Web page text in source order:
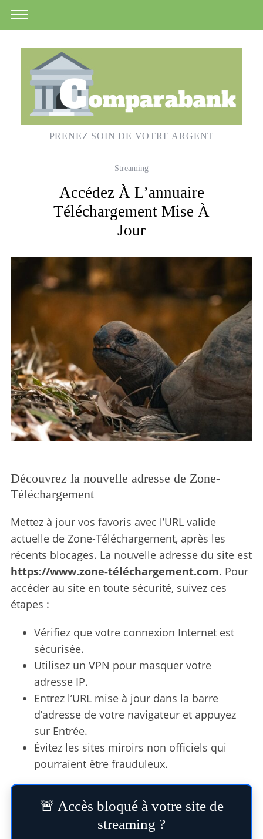
PRENEZ SOIN DE VOTRE ARGENT
Streaming
Accédez À L’annuaire
Téléchargement Mise À
Jour
Découvrez la nouvelle adresse de Zone-
Téléchargement
Mettez à jour vos favoris avec l’URL valide
actuelle de Zone-Téléchargement, après les
récents blocages. La nouvelle adresse du site est
https://www.zone-téléchargement.com. Pour
accéder au site en toute sécurité, suivez ces
étapes :
Vérifiez que votre connexion Internet est
sécurisée.
Utilisez un VPN pour masquer votre
adresse IP.
Entrez l’URL mise à jour dans la barre
d’adresse de votre navigateur et appuyez
sur Entrée.
Évitez les sites miroirs non officiels qui
pourraient être frauduleux.
🚨 Accès bloqué à votre site de
streaming ?